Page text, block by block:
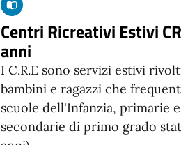
Centri Ricreativi Estivi
anni
I C.R.E sono servizi estivi
bambini e ragazzi che
scuole dell'Infanzia, primarie e
secondarie di primo grado